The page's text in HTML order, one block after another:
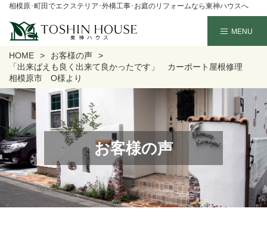
相模原･町田でエクステリア･外構工事･お庭のリフォームなら東神ハウスへ
HOME
お客様の声
「出来ばえも良く出来て良かったです」 カーポート屋根修理
相模原市 O様より
お客様の声